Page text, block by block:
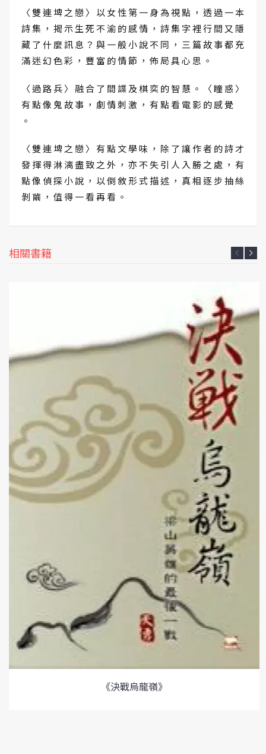
〈 雙 連 埤 之 戀 〉 以 女 性 第 一 身 為 視 點 ， 透 過 一 本
詩 集 ， 揭 示 生 死 不 渝 的 感 情 ， 詩 集 字 裡 行 間 又 隱
藏 了 什 麼 訊 息 ？ 與 一 般 小 說 不 同 ， 三 篇 故 事 都 充
滿 迷 幻 色 彩 ， 豐 富 的 情 節 ， 佈 局 具 心 思 。
〈 過 路 兵 〉 融 合 了 間 諜 及 棋 奕 的 智 慧 。 〈 瞳 惑 〉
有 點 像 鬼 故 事 ， 劇 情 刺 激 ， 有 點 看 電 影 的 感 覺
。
〈 雙 連 埤 之 戀 〉 有 點 文 學 味 ， 除 了 讓 作 者 的 詩 才
發 揮 得 淋 漓 盡 致 之 外 ， 亦 不 失 引 人 入 勝 之 處 ， 有
點 像 偵 探 小 說 ， 以 倒 敘 形 式 描 述 ， 真 相 逐 步 抽 絲
剝 繭 ， 值 得 一 看 再 看 。
相關書籍
《決戰烏龍嶺》